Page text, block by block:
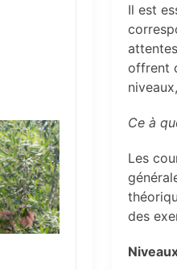
Il est
offrent
Ce à
Les
des